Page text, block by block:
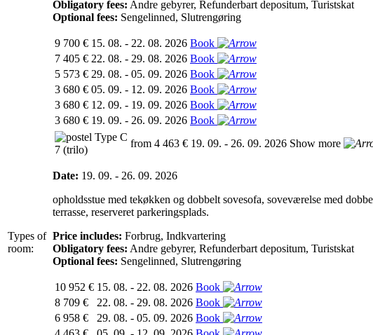
Types of
room:
Obligatory fees: Andre gebyrer, Refunderbart depositum, Turistskat
Optional fees: Sengelinned, Slutrengøring
9 700 € 15. 08. - 22. 08. 2026 Book
7 405 € 22. 08. - 29. 08. 2026 Book
5 573 € 29. 08. - 05. 09. 2026 Book
3 680 € 05. 09. - 12. 09. 2026 Book
3 680 € 12. 09. - 19. 09. 2026 Book
3 680 € 19. 09. - 26. 09. 2026 Book
Type C
7 (trilo)
from 4 463 € 19. 09. - 26. 09. 2026 Show more
Date: 19. 09. - 26. 09. 2026
opholdsstue med tekøkken og dobbelt sovesofa, soveværelse med
terrasse, reserveret parkeringsplads.
Price includes: Forbrug, Indkvartering
Obligatory fees: Andre gebyrer, Refunderbart depositum, Turistskat
Optional fees: Sengelinned, Slutrengøring
10 952 € 15. 08. - 22. 08. 2026 Book
8 709 €
22. 08. - 29. 08. 2026 Book
6 958 €
29. 08. - 05. 09. 2026 Book